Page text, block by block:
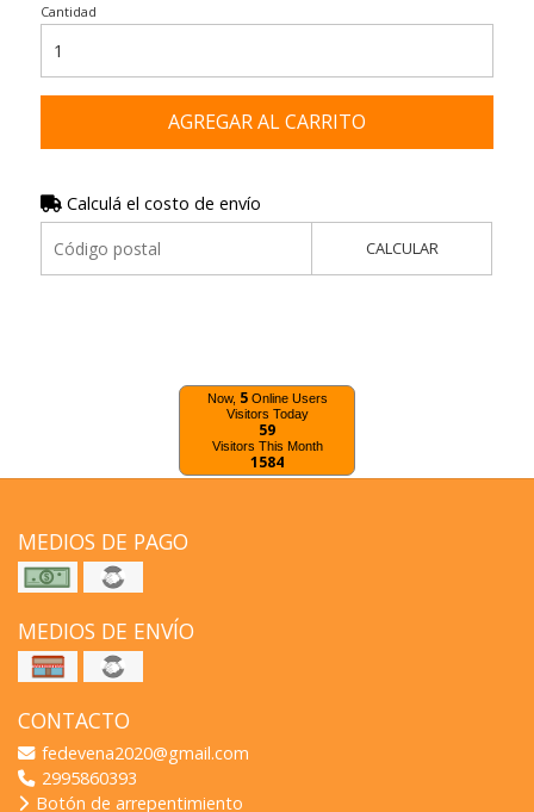
Cantidad
AGREGAR AL CARRITO
Calculá el costo de envío
CALCULAR
Now, 5Online Users
Visitors Today
59
Visitors This Month
1584
MEDIOS DE PAGO
MEDIOS DE ENVÍO
CONTACTO
fedevena2020@gmail.com
2995860393
Botón de arrepentimiento